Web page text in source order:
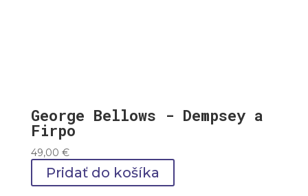
George Bellows - Dempsey a
Firpo
49,00 €
Pridať do košíka